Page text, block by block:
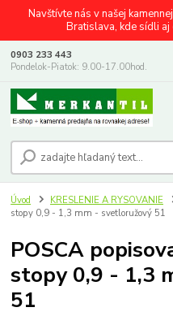
Navštívte nás v našej
Bratislava, kde sídli
0903 233 443
Pondelok-Piatok: 9.00-17.00hod.
Úvod KRESLENIE A RYSOVANIE
stopy 0,9 - 1,3 mm - svetloružový 51
POSCA
stopy 0,9 - 1,3
51